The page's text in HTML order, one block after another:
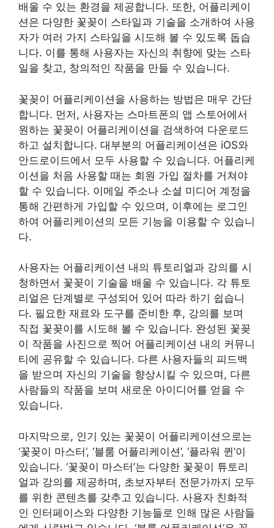
배울 수 있는 환경을 제공합니다. 또한, 어플리케이
션은 다양한 꽃꽂이 스타일과 기술을 소개하여 사용
자가 여러 가지 스타일을 시도해 볼 수 있도록 돕습
니다. 이를 통해 사용자는 자신의 취향에 맞는 스타
일을 찾고, 창의적인 작품을 만들 수 있습니다.
꽃꽂이 어플리케이션을 사용하는 방법은 매우 간단
합니다. 먼저, 사용자는 스마트폰의 앱 스토어에서
원하는 꽃꽂이 어플리케이션을 검색하여 다운로드
하고 설치합니다. 대부분의 어플리케이션은 iOS와
안드로이드에서 모두 사용할 수 있습니다. 어플리케
이션을 처음 사용할 때는 회원 가입 절차를 거쳐야
할 수 있습니다. 이메일 주소나 소셜 미디어 계정을
통해 간편하게 가입할 수 있으며, 이후에는 로그인
하여 어플리케이션의 모든 기능을 이용할 수 있습니
다.
사용자는 어플리케이션 내의 튜토리얼과 강의를 시
청하면서 꽃꽂이 기술을 배울 수 있습니다. 각 튜토
리얼은 단계별로 구성되어 있어 따라 하기 쉽습니
다. 필요한 재료와 도구를 준비한 후, 강의를 보며
직접 꽃꽂이를 시도해 볼 수 있습니다. 완성된 꽃꽂
이 작품을 사진으로 찍어 어플리케이션 내의 커뮤니
티에 공유할 수 있습니다. 다른 사용자들의 피드백
을 받으며 자신의 기술을 향상시킬 수 있으며, 다른
사람들의 작품을 보며 새로운 아이디어를 얻을 수
있습니다.
마지막으로, 인기 있는 꽃꽂이 어플리케이션으로는
‘꽃꽂이 마스터’, ‘블룸 어플리케이션’, ‘플라워 퀸’이
있습니다. ‘꽃꽂이 마스터’는 다양한 꽃꽂이 튜토리
얼과 강의를 제공하며, 초보자부터 전문가까지 모두
를 위한 콘텐츠를 갖추고 있습니다. 사용자 친화적
인 인터페이스와 다양한 기능들로 인해 많은 사람들